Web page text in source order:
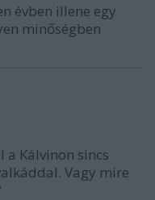
évben illene egy
minőségben
a Kálvinon sincs
Vagy mire